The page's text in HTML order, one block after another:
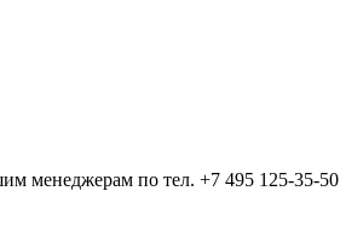
менеджерам по тел. +7 495 125-35-50